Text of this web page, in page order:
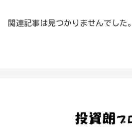
関連記事は見つかりませんでした。